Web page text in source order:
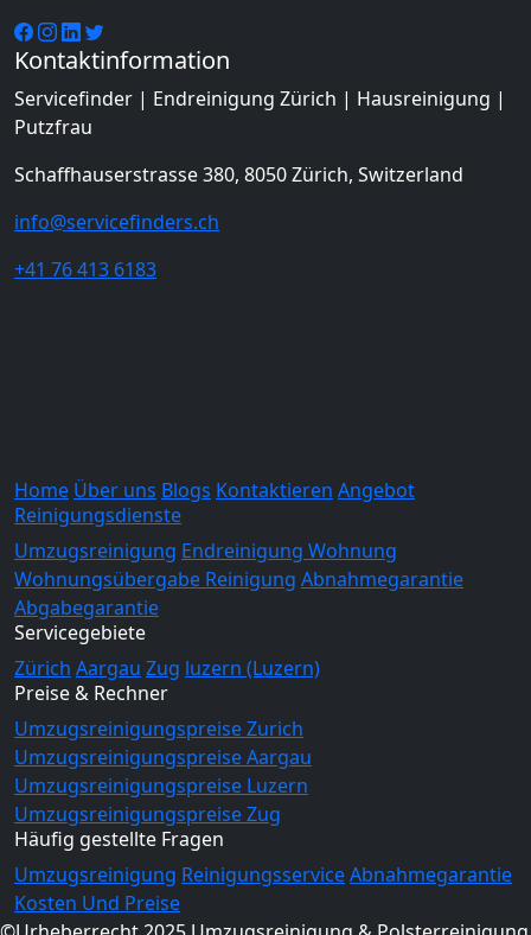
Kontaktinformation
Servicefinder | Endreinigung Zürich | Hausreinigung |
Putzfrau
Schaffhauserstrasse 380, 8050 Zürich, Switzerland
info@servicefinders.ch
+41 76 413 6183
Home Über uns Blogs Kontaktieren Angebot
Reinigungsdienste
Umzugsreinigung Endreinigung Wohnung
Wohnungsübergabe Reinigung Abnahmegarantie
Abgabegarantie
Servicegebiete
Zürich Aargau Zug luzern (Luzern)
Preise & Rechner
Umzugsreinigungspreise Zurich
Umzugsreinigungspreise Aargau
Umzugsreinigungspreise Luzern
Umzugsreinigungspreise Zug
Häufig gestellte Fragen
Umzugsreinigung ReinigungsserviceAbnahmegarantie
Kosten Und Preise